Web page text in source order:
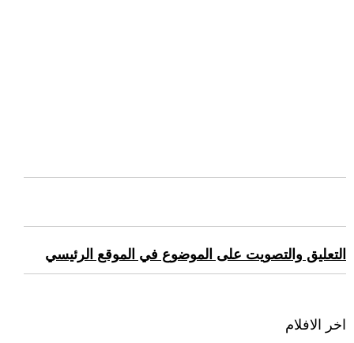
التعليق والتصويت على الموضوع في الموقع الرئيسي
اخر الافلام